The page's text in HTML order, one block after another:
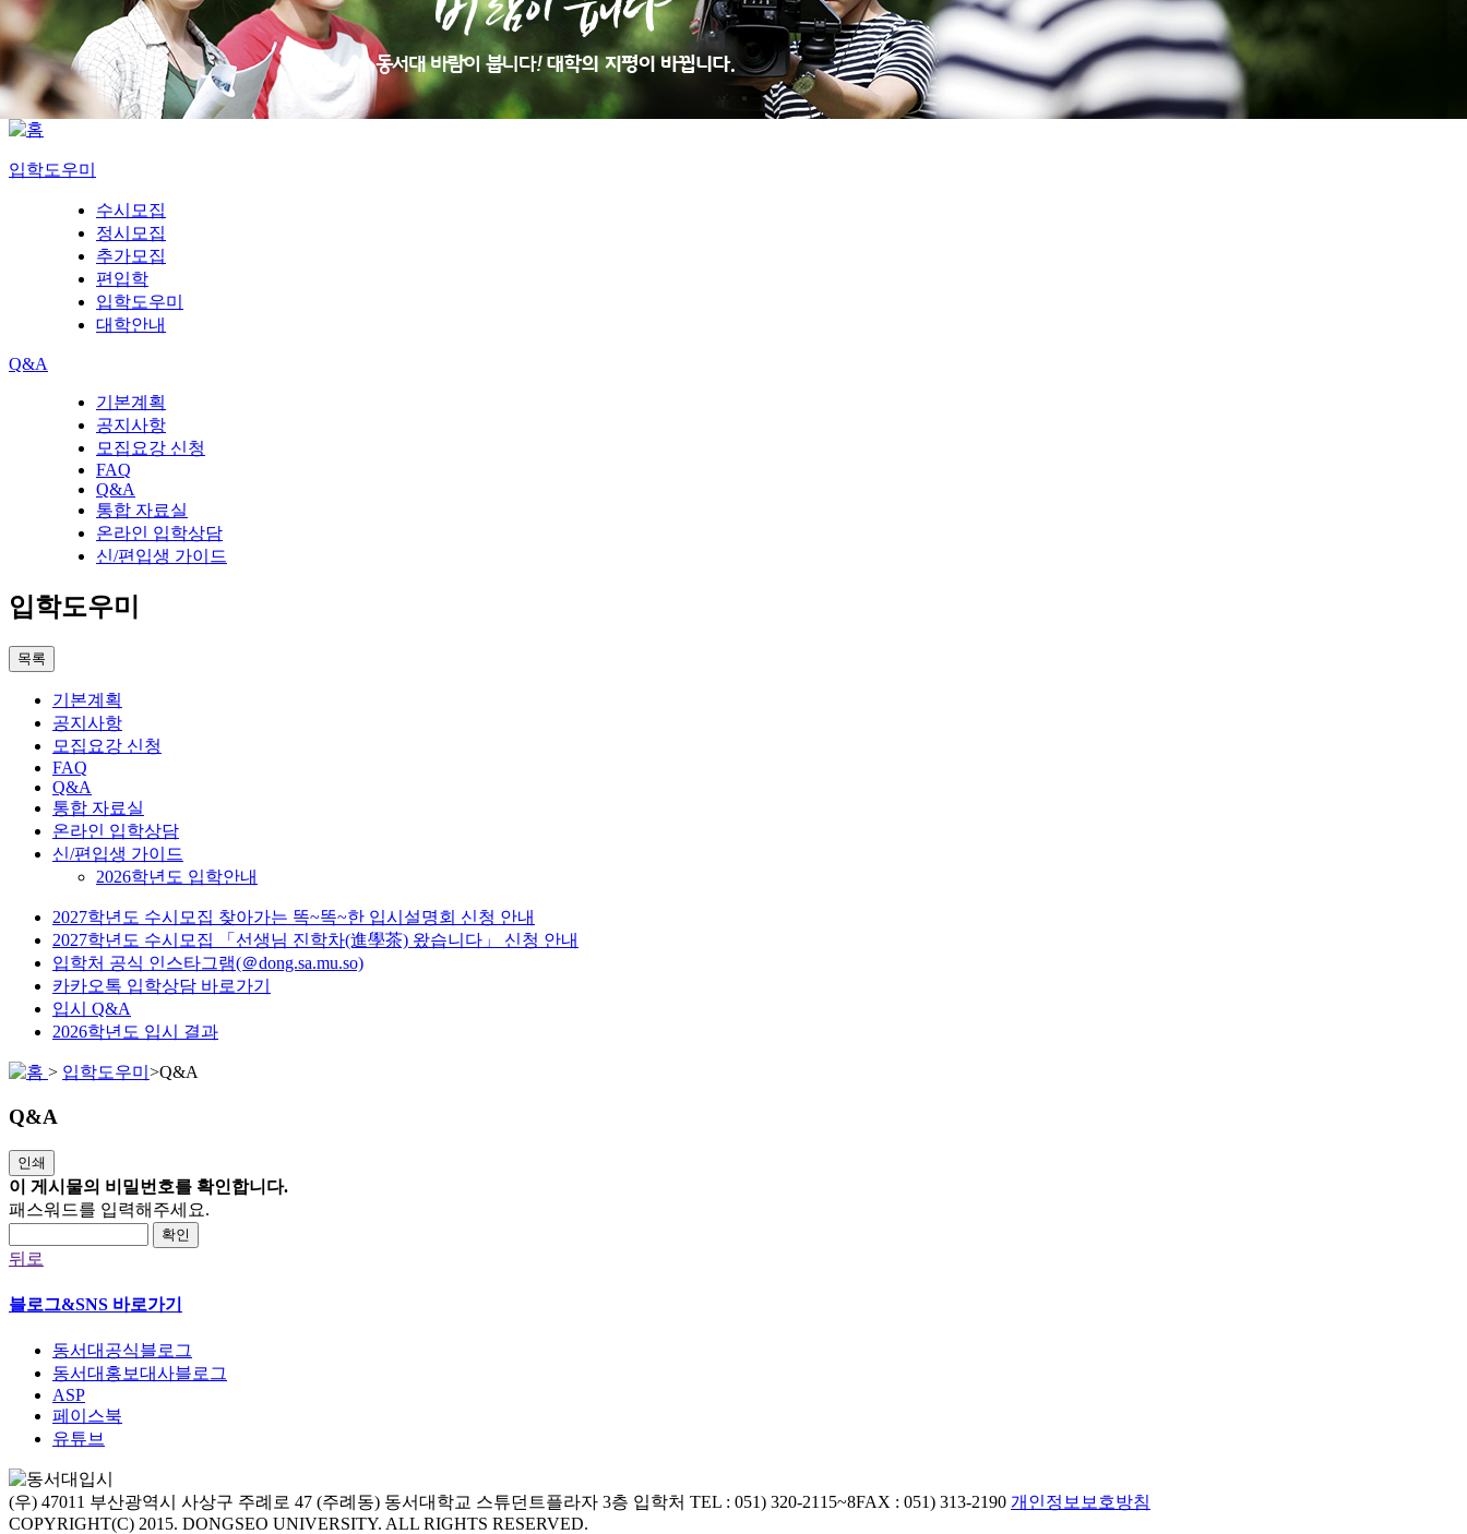
입학도우미
수시모집
정시모집
추가모집
편입학
입학도우미
대학안내
Q&A
기본계획
공지사항
모집요강 신청
FAQ
Q&A
통합 자료실
온라인 입학상담
신/편입생 가이드
입학도우미
목록
기본계획
공지사항
모집요강 신청
FAQ
Q&A
통합 자료실
온라인 입학상담
신/편입생 가이드
2026학년도 입학안내
2027학년도 수시모집 찾아가는 똑~똑~한 입시설명회 신청 안내
2027학년도 수시모집 「선생님 진학차(進學茶) 왔습니다」 신청 안내
입학처 공식 인스타그램(＠dong.sa.mu.so)
카카오톡 입학상담 바로가기
입시 Q&A
2026학년도 입시 결과
> 입학도우미 >Q&A
Q&A
인쇄
이 게시물의 비밀번호를 확인합니다.
패스워드를 입력해주세요.
확인
뒤로
블로그&SNS 바로가기
동서대공식블로그
동서대홍보대사블로그
ASP
페이스북
유튜브
(우) 47011 부산광역시 사상구 주례로 47 (주례동) 동서대학교 스튜던트플라자 3층 입학처 TEL : 051) 320-2115~8FAX : 051) 313-2190 개인정보보호방침
COPYRIGHT(C) 2015. DONGSEO UNIVERSITY. ALL RIGHTS RESERVED.